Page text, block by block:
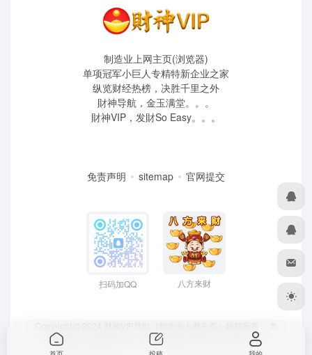
制造业上网主页(浏览器)
单项冠军小巨人专精特新企业之家
纵览财经热榜，决胜千里之外
財神导航，金玉满堂。。。
財神VIP，发財So Easy。。。
免责声明 sitemap 官网提交
扫码加QQ 八方来财
ICP备2022039259号
、 粤公网安备44190002007732号